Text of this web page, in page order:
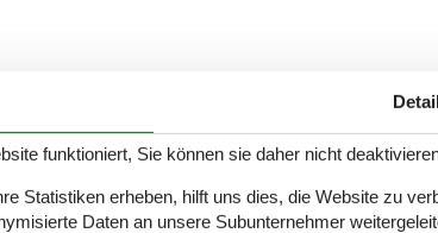
funktioniert, Sie können sie daher nicht
Statistiken erheben, hilft uns dies, die Website zu
Daten an unsere Subunternehmer